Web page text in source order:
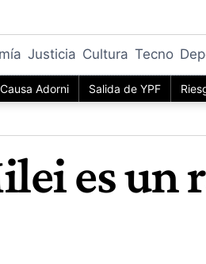
Justicia Cultura Tecno
Causa Adorni Salida de YPF
es un